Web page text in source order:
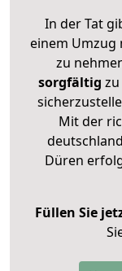
In der Tat
einem Umzug
zu
sorgfältig zu
Mit der
Düren
Füllen Sie